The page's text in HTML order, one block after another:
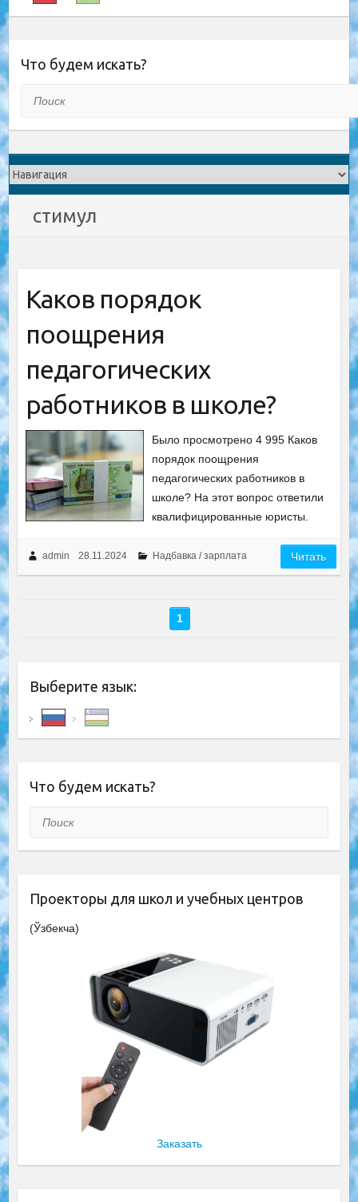
Что будем искать?
стимул
Каков порядок
поощрения
педагогических
работников в школе?
Было просмотрено 4 995 Каков
порядок поощрения
педагогических работников в
школе? На этот вопрос ответили
квалифицированные юристы.
admin 28.11.2024 Надбавка / зарплата Читать
1
Выберите язык:
Что будем искать?
Поиск
Проекторы для школ и учебных центров
(Ўзбекча)
Заказать